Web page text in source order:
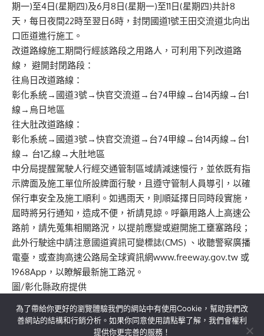
期一)至4日(星期四)及6月8日(星期一)至11日(星期四)共計8
天，每日夜間22時至翌日6時，封閉國道1號王田交流道北向出
口匝道進行施工。
改道路線施工期間行經該路段之用路人，可利用下列改道路
線， 避開封閉路段：
往烏日改道路線：
彰化系統→國道3號→快官交流道→台74甲線→台14丙線→台1
線→烏日地區
往大肚改道路線：
彰化系統→國道3號→快官交流道→台74甲線→台14丙線→台1
線→ 台1乙線→大肚地區
中分局提醒駕駛人行經交通管制區域請減速慢行，並依既有指
示牌面及施工單位所設牌面行駛，且遵守管制人員導引，以確
保行車安全及施工順利。如遇雨天，則順延擇日同時段實施，
屆時將另行通知，造成不便，祈請見諒。呼籲用路人上高速公
路前，請先蒐集相關路況，以提前應變或避開施工壅塞路段；
此外行駛途中請注意國道資訊可變標誌(CMS) 、收聽警察廣播
電臺，或查詢高速公路局全球資訊網www.freeway.gov.tw 或
1968App，以瞭解最新施工路況。
圖/彰化縣政府提供
為了帶給你更好的瀏覽體驗我們的網站中有使用Cookie，幫助我們改
善網站的結構和行銷分析。如果你同意使用請點擊了解，我們會權利
提供你更完善的服務！